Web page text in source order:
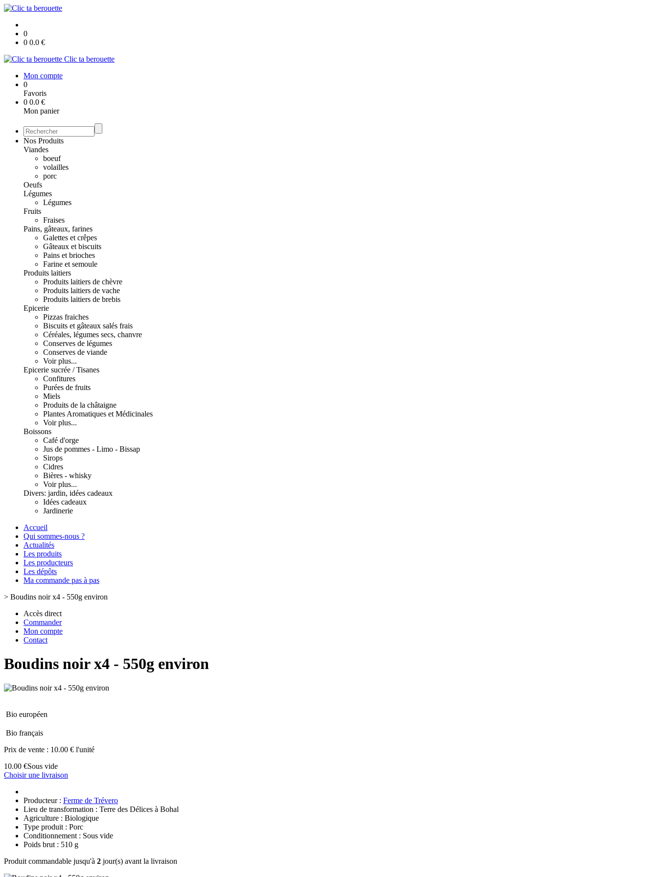
0
0 0.0 €
Clic ta berouette
Mon compte
0
Favoris
0 0.0 €
Mon panier
Nos Produits
Viandes
boeuf
volailles
porc
Oeufs
Légumes
Légumes
Fruits
Fraises
Pains, gâteaux, farines
Galettes et crêpes
Gâteaux et biscuits
Pains et brioches
Farine et semoule
Produits laitiers
Produits laitiers de chèvre
Produits laitiers de vache
Produits laitiers de brebis
Epicerie
Pizzas fraiches
Biscuits et gâteaux salés frais
Céréales, légumes secs, chanvre
Conserves de légumes
Conserves de viande
Voir plus...
Epicerie sucrée / Tisanes
Confitures
Purées de fruits
Miels
Produits de la châtaigne
Plantes Aromatiques et Médicinales
Voir plus...
Boissons
Café d'orge
Jus de pommes - Limo - Bissap
Sirops
Cidres
Bières - whisky
Voir plus...
Divers: jardin, idées cadeaux
Idées cadeaux
Jardinerie
Accueil
Qui sommes-nous ?
Actualités
Les produits
Les producteurs
Les dépôts
Ma commande pas à pas
> Boudins noir x4 - 550g environ
Accès direct
Commander
Mon compte
Contact
Boudins noir x4 - 550g environ
Bio européen
Bio français
Prix de vente : 10.00 € l'unité
10.00 €Sous vide
Choisir une livraison
Producteur : Ferme de Trévero
Lieu de transformation : Terre des Délices à Bohal
Agriculture : Biologique
Type produit : Porc
Conditionnement : Sous vide
Poids brut : 510 g
Produit commandable jusqu'à 2 jour(s) avant la livraison